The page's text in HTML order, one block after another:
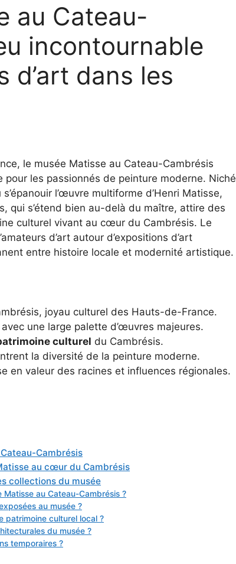
au Cateau-
incontournable
d’art dans les
le musée Matisse au Cateau-Cambrésis
les passionnés de peinture moderne. Niché
l’œuvre multiforme d’Henri Matisse,
qui s’étend bien au-delà du maître, attire des
culturel vivant au cœur du Cambrésis. Le
d’art autour d’expositions d’art
entre histoire locale et modernité artistique.
joyau culturel des Hauts-de-France.
avec une large palette d’œuvres majeures.
culturel du Cambrésis.
la diversité de la peinture moderne.
en valeur des racines et influences régionales.
Cambrésis
au cœur du Cambrésis
collections du musée
Matisse au Cateau-Cambrésis ?
au musée ?
patrimoine culturel local ?
du musée ?
temporaires ?